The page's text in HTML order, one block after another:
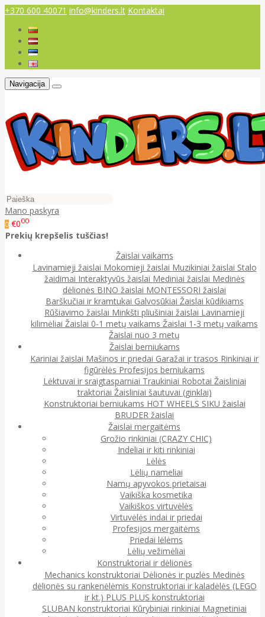
+370 600 40071 info@kinders.lt Kontaktai
Navigacija
Mano paskyra
0 €000
Prekių krepšelis tuščias!
Žaislai vaikams
Lavinamieji žaislai Mokomieji žaislai Muzikiniai žaislai Stalo
žaidimai Interaktyvūs žaislai Mediniai žaislai Medinės
dėlionės BINO žaislai MONTESSORI žaislai
Barškučiai ir kramtukai Galvosūkiai Žaislai kūdikiams
Rūšiavimo žaislai Minkšti pliušiniai žaislai Lavinamieji
kilimėliai Žaislai 0-1 metų vaikams Žaislai 1-3 metų vaikams
Žaislai nuo 3 metų
Žaislai berniukams
Kariniai žaislai Mašinos ir priedai Garažai ir trasos Rinkiniai ir
figūrėlės Profesijos berniukams
Lėktuvai ir sraigtasparniai Traukiniai Robotai Žaisliniai
traktoriai Žaisliniai šautuvai (ginklai)
Konstruktoriai berniukams HOT WHEELS SIKU žaislai
BRUDER žaislai
Žaislai mergaitėms
Grožio rinkiniai (CRAZY CHIC)
Indeliai ir kiti rinkiniai
Lėlės
Lėlių nameliai
Namų apyvokos prietaisai
Vaikiška kosmetika
Vaikiškos virtuvėlės
Virtuvėlės indai ir priedai
Profesijos mergaitėms
Priedai lėlėms
Lėlių vežimėliai
Konstruktoriai ir dėlionės
Mechanics konstruktoriai Dėlionės ir puzlės Medinės
dėlionės su rankenėlėmis Konstruktoriai ir kaladėlės (LEGO
ir kt.) PLUS PLUS konstruktoriai
SLUBAN konstruktoriai Kūrybiniai rinkiniai Magnetiniai